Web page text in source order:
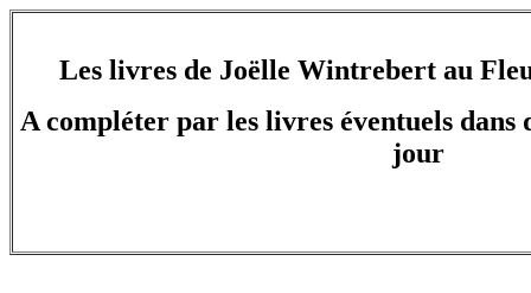
Les livres de Joëlle Wintrebert au
A compléter par les livres éventuels dans
jour